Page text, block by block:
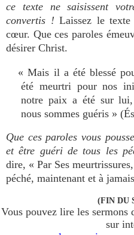
ce texte ne saisissent
convertis ! Laissez le texte
cœur. Que ces paroles
désirer Christ.
« Mais il a été blessé
été meurtri pour nos
notre paix a été sur lui,
nous sommes guéris »
Que ces paroles vous
et être guéri de tous les
dire, « Par Ses
péché, maintenant et à
(FIN DU
Vous pouvez lire les sermons
sur